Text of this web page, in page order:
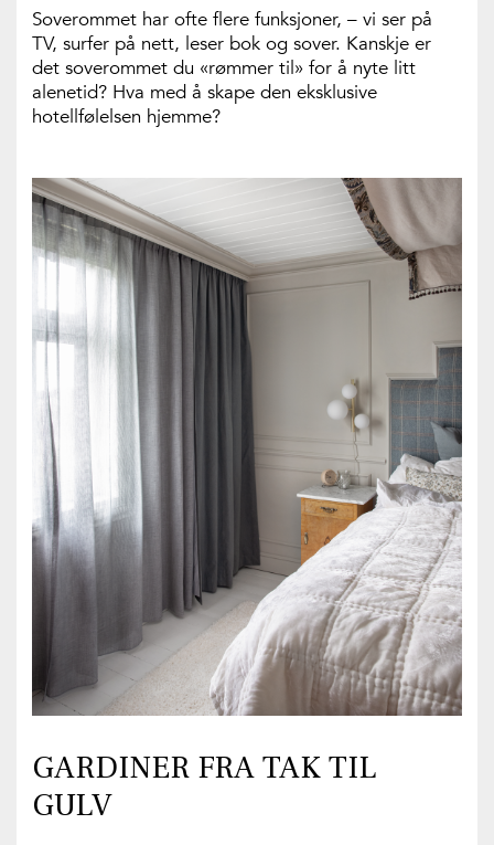
Soverommet har ofte flere funksjoner, – vi ser på
TV, surfer på nett, leser bok og sover. Kanskje er
det soverommet du «rømmer til» for å nyte litt
alenetid? Hva med å skape den eksklusive
hotellfølelsen hjemme?
GARDINER FRA TAK TIL
GULV